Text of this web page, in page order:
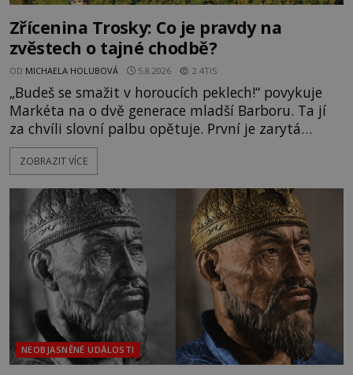
Zřícenina Trosky: Co je pravdy na
zvěstech o tajné chodbě?
OD MICHAELA HOLUBOVÁ 5.8.2026 2.4TIS
„Budeš se smažit v horoucích peklech!“ povykuje
Markéta na o dvě generace mladší Barboru. Ta jí
za chvíli slovní palbu opětuje. První je zarytá
katolička, druhá přesvědčená kališnice. A každá z
nich se usídlí na jedné z věží slavného hradu
mezi vůdce protihusitského boje. Za manželku má
skutečně jistou
ZOBRAZIT VÍCE
NEOBJASNĚNÉ UDÁLOSTI